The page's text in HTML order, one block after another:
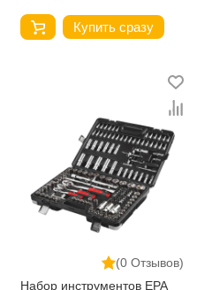
Купить сразу
(0 Отзывов)
Набор инструментов EPA